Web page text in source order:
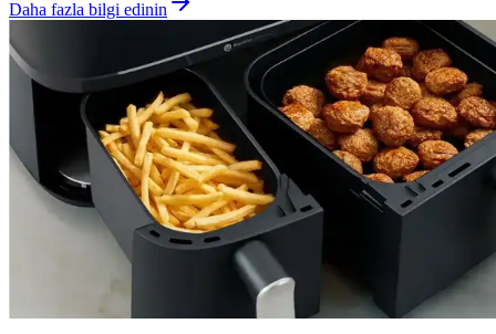
Daha fazla bilgi edinin